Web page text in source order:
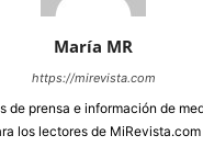
María MR
https://mirevista.com
de prensa e información de
los lectores de MiRevista.com